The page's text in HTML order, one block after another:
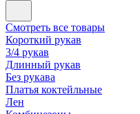
Смотреть все товары
Короткий рукав
3/4 рукав
Длинный рукав
Без рукава
Платья коктейльные
Лен